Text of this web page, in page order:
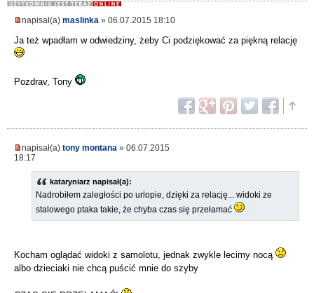
napisał(a) maslinka » 06.07.2015 18:10
Ja też wpadłam w odwiedziny, żeby Ci podziękować za piękną relację
Pozdrav, Tony
napisał(a) tony montana » 06.07.2015
18:17
kataryniarz napisał(a):
Nadrobiłem zaległości po urlopie, dzięki za relację... widoki ze
stalowego ptaka takie, że chyba czas się przełamać
Kocham oglądać widoki z samolotu, jednak zwykle lecimy nocą
albo dzieciaki nie chcą puścić mnie do szyby